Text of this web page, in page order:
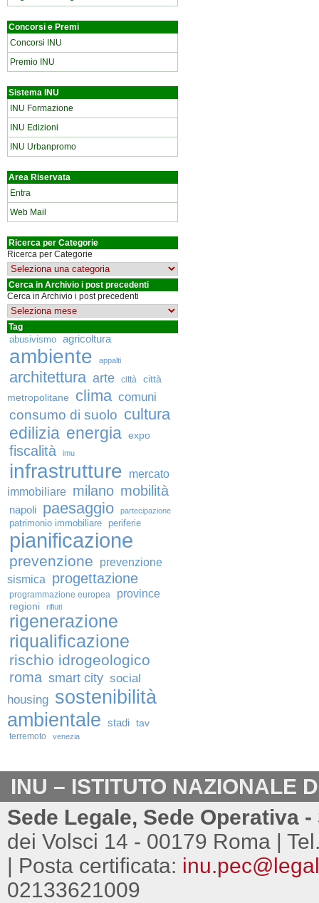
Concorsi e Premi
Concorsi INU
Premio INU
Sistema INU
INU Formazione
INU Edizioni
INU Urbanpromo
Area Riservata
Entra
Web Mail
Ricerca per Categorie
Ricerca per Categorie
Cerca in Archivio i post precedenti
Cerca in Archivio i post precedenti
Tag
abusivismo agricoltura
ambiente appalti
architettura arte città
città
metropolitane
clima comuni
consumo di suolo cultura
edilizia energia expo
fiscalità imu
infrastrutture
mercato
immobiliare milano mobilità
napoli paesaggio partecipazione
patrimonio immobiliare periferie
pianificazione
prevenzione
prevenzione
sismica
progettazione
programmazione europea province
regioni rifiuti
rigenerazione
riqualificazione
rischio idrogeologico
roma smart city social
housing sostenibilità
ambientale stadi tav
terremoto venezia
INU – ISTITUTO NAZIONALE
Sede Legale, Sede Operativa
dei Volsci 14 - 00179 Roma |
| Posta certificata:
02133621009